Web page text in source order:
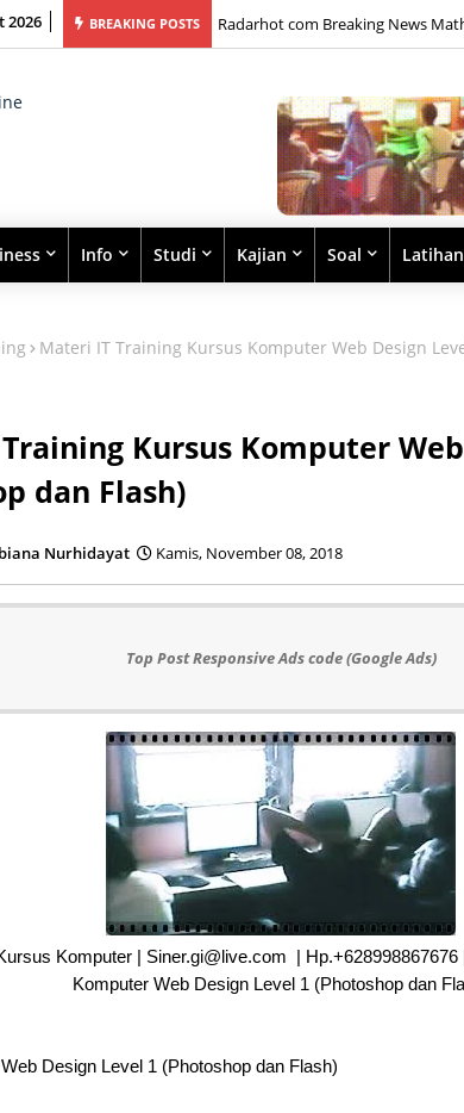
2026 BREAKING POSTS
dan Fokus Tinggi Radarhot com Breaking News
Info Studi Kajian Soal Latihan
Materi IT Training Kursus Komputer Web Design
Kursus Komputer
dan Flash)
Nurhidayat Kamis, November 08, 2018
Top Post Responsive Ads code (Google Ads)
Komputer | Siner.gi@live.com |
Komputer Web Design Level 1 (Photoshop dan
Design Level 1 (Photoshop dan Flash)